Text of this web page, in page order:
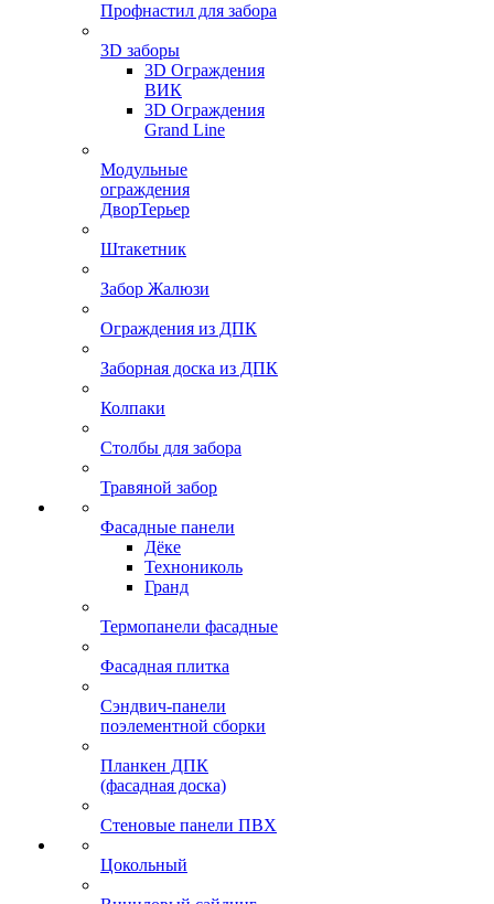
Профнастил для забора
3D заборы
3D Ограждения
ВИК
3D Ограждения
Grand Line
Модульные
ограждения
ДворТерьер
Штакетник
Забор Жалюзи
Ограждения из ДПК
Заборная доска из ДПК
Колпаки
Столбы для забора
Травяной забор
Фасадные панели
Дёке
Технониколь
Гранд
Термопанели фасадные
Фасадная плитка
Сэндвич-панели
поэлементной сборки
Планкен ДПК
(фасадная доска)
Стеновые панели ПВХ
Цокольный